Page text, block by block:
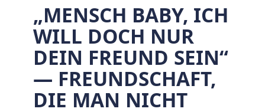
„MENSCH BABY, ICH
WILL DOCH NUR
DEIN FREUND SEIN“
— FREUNDSCHAFT,
DIE MAN NICHT